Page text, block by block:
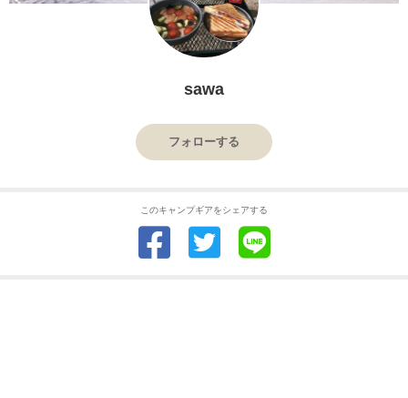
sawa
フォローする
このキャンプギアをシェアする